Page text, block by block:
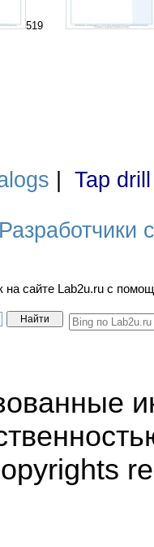
519
Tap
Разработчики
на сайте Lab2u.ru с